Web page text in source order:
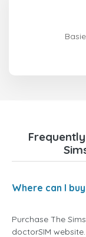
Where can I
Purchase The
doctorSIM